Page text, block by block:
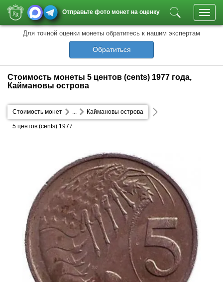
Отправьте фото монет на оценку
Для точной оценки монеты обратитесь к нашим экспертам
Обратиться
Стоимость монеты 5 центов (cents) 1977 года,
Каймановы острова
Стоимость монет Каймановы острова
...
5 центов (cents) 1977